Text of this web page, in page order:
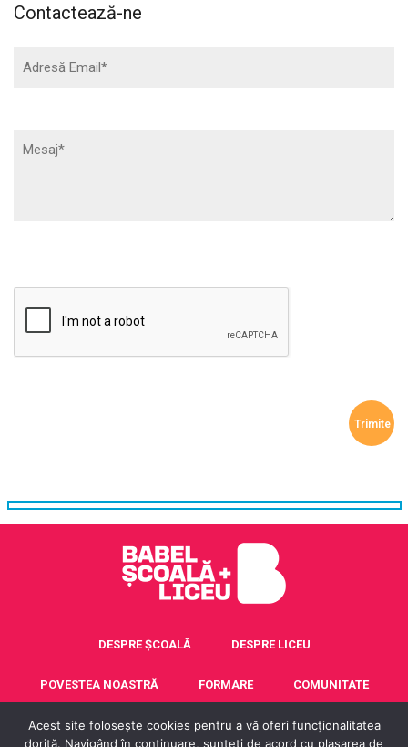
Contactează-ne
DESPRE ȘCOALĂ DESPRE LICEU
POVESTEA NOASTRĂ FORMARE COMUNITATE
ACREDITARE ERASMUS+ CONTACT
Acest site folosește cookies pentru a vă oferi funcționalitatea
dorită. Navigând în continuare, sunțeti de acord cu plasarea de